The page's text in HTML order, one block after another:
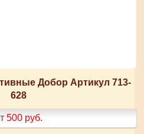
Добор Артикул 713-
628
500 руб.